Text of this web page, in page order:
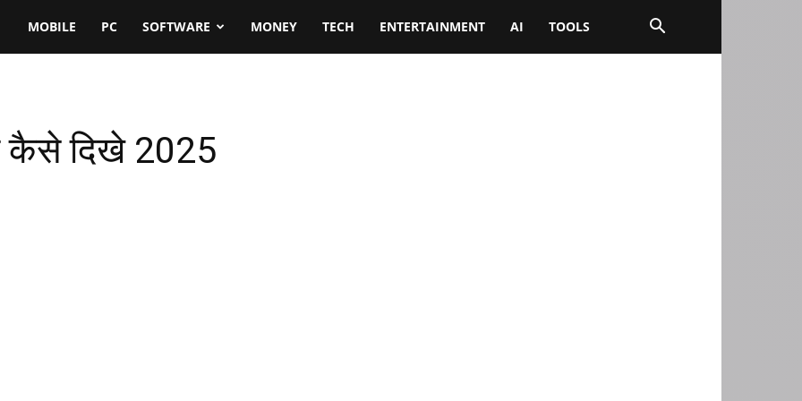
MOBILE PC SOFTWARE MONEY TECH ENTERTAINMENT AI TOOLS
दिखे 2025